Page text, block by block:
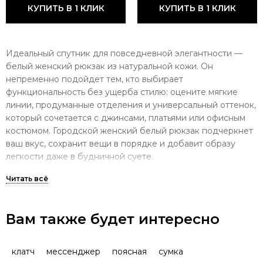
КУПИТЬ В 1 КЛИК КУПИТЬ В 1 КЛИК
Идеальный спутник для повседневной элегантности —
белый женский рюкзак из натуральной кожи. Он
непременно подойдет тем, кто выбирает
функциональность без ущерба стилю: оцените мягкие
линии, продуманные отделения и универсальный оттенок,
который сочетается с джинсами, платьями или офисным
костюмом. Городской женский белый рюкзак подчеркнет
ваш вкус, сохранит вещи в порядке и добавит образу
легкости даже в будничной суете.
Белые женские рюкзаки по
которые добавят яркую изюминку любому образу.
Вам также будет интересно
клатч мессенджер поясная сумка